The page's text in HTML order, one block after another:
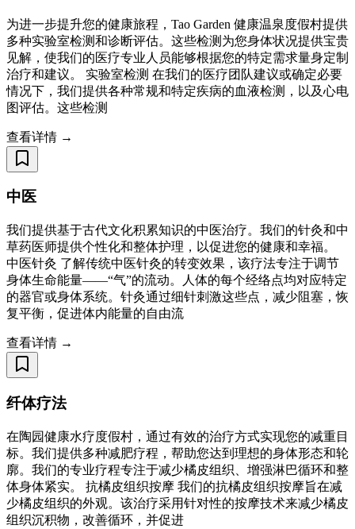
为进一步提升您的健康旅程，Tao Garden 健康温泉度假村提供
多种实验室检测和诊断评估。这些检测为您身体状况提供宝贵
见解，使我们的医疗专业人员能够根据您的特定需求量身定制
治疗和建议。 实验室检测 在我们的医疗团队建议或确定必要
情况下，我们提供各种常规和特定疾病的血液检测，以及心电
图评估。这些检测
查看详情 →
中医
我们提供基于古代文化积累知识的中医治疗。我们的针灸和中
草药医师提供个性化和整体护理，以促进您的健康和幸福。
中医针灸 了解传统中医针灸的转变效果，该疗法专注于调节
身体生命能量——“气”的流动。人体的每个经络点均对应特定
的器官或身体系统。针灸通过细针刺激这些点，减少阻塞，恢
复平衡，促进体内能量的自由流
查看详情 →
纤体疗法
在陶园健康水疗度假村，通过有效的治疗方式实现您的减重目
标。我们提供多种减肥疗程，帮助您达到理想的身体形态和轮
廓。我们的专业疗程专注于减少橘皮组织、增强淋巴循环和整
体身体紧实。 抗橘皮组织按摩 我们的抗橘皮组织按摩旨在减
少橘皮组织的外观。该治疗采用针对性的按摩技术来减少橘皮
组织沉积物，改善循环，并促进